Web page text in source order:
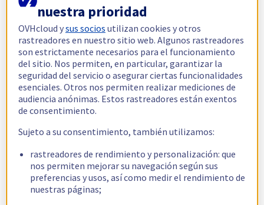
nuestra prioridad
OVHcloud ysus socios utilizan cookies y otros
rastreadores en nuestro sitio web. Algunos rastreadores
son estrictamente necesarios para el funcionamiento
del sitio. Nos permiten, en particular, garantizar la
seguridad del servicio o asegurar ciertas funcionalidades
esenciales. Otros nos permiten realizar mediciones de
audiencia anónimas. Estos rastreadores están exentos
de consentimiento.
Sujeto a su consentimiento, también utilizamos:
rastreadores de rendimiento y personalización: que
nos permiten mejorar su navegación según sus
preferencias y usos, así como medir el rendimiento de
nuestras páginas;